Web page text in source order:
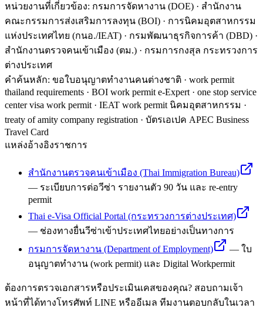
หน่วยงานที่เกี่ยวข้อง: กรมการจัดหางาน (DOE) · สำนักงาน
คณะกรรมการส่งเสริมการลงทุน (BOI) · การนิคมอุตสาหกรรม
แห่งประเทศไทย (กนอ./IEAT) · กรมพัฒนาธุรกิจการค้า (DBD) ·
สำนักงานตรวจคนเข้าเมือง (ตม.) · กรมการกงสุล กระทรวงการ
ต่างประเทศ
คำค้นหลัก: ขอใบอนุญาตทำงานคนต่างชาติ · work permit
thailand requirements · BOI work permit e-Expert · one stop service
center visa work permit · IEAT work permit นิคมอุตสาหกรรม ·
treaty of amity company registration · บัตรเอเปค APEC Business
Travel Card
แหล่งอ้างอิงราชการ
สำนักงานตรวจคนเข้าเมือง (Thai Immigration Bureau)
— ระเบียบการต่อวีซ่า รายงานตัว 90 วัน และ re-entry
permit
Thai e-Visa Official Portal (กระทรวงการต่างประเทศ)
— ช่องทางยื่นวีซ่าเข้าประเทศไทยอย่างเป็นทางการ
กรมการจัดหางาน (Department of Employment)
— ใบ
อนุญาตทำงาน (work permit) และ Digital Workpermit
ต้องการตรวจเอกสารหรือประเมินเคสของคุณ? สอบถามเจ้า
หน้าที่ได้ทางโทรศัพท์ LINE หรืออีเมล ทีมงานตอบกลับในเวลา